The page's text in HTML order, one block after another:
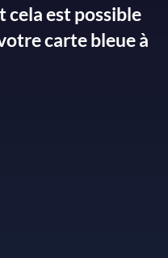
cela est possible
carte bleue à